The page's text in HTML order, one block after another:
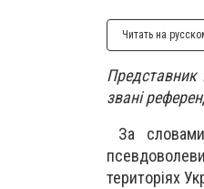
Читать на
Представник
звані
За словами
територіях